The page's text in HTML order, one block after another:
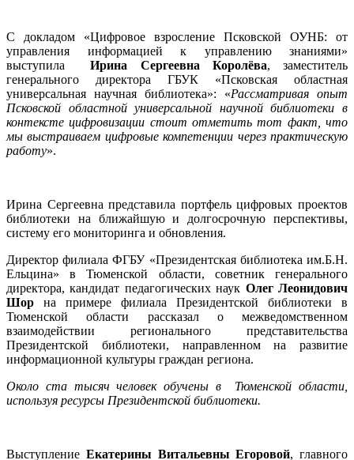
С докладом «Цифровое взросление Псковской ОУНБ: от
управления информацией к управлению знаниями»
выступила
Ирина Сергеевна Королёва, заместитель
генерального директора ГБУК «Псковская областная
универсальная научная библиотека»: «Рассматривая опыт
Псковской областной универсальной научной библиотеки в
контексте цифровизации стоит отметить тот факт, что
мы выстраиваем цифровые компетенции через практическую
работу».
Ирина Сергеевна представила портфель цифровых проектов
библиотеки на ближайшую и долгосрочную перспективы,
систему его мониторинга и обновления.
Директор филиала ФГБУ «Президентская библиотека им.Б.Н.
Ельцина» в Тюменской области, советник генерального
директора, кандидат педагогических наук Олег Леонидович
Шор на примере филиала Президентской библиотеки в
Тюменской области рассказал о межведомственном
взаимодействии регионального представительства
Президентской библиотеки, направленном на развитие
информационной культуры граждан региона.
Около ста тысяч человек обучены в Тюменской области,
используя ресурсы Президентской библиотеки.
Выступление Екатерины Витальевны Егоровой, главного